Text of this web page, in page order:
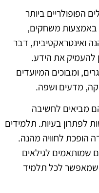
הפופולריים ביותר
בשיעורי בית בשנת 2025. באמצעות משחקים,
ואינטראקטיבית, דבר
להעמיק את הידע.
ומבוכים המיועדים
מדעים ושפה.
מביאים לחשיבה
לפתרון בעיות. תלמידים
הופכת לחוויה מהנה.
שמותאמים לגילאים
שמאפשר לכל תלמיד